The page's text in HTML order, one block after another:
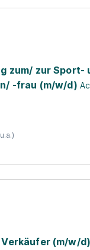
zum/ zur Sport-
-frau (m/w/d)
(m/w/d)